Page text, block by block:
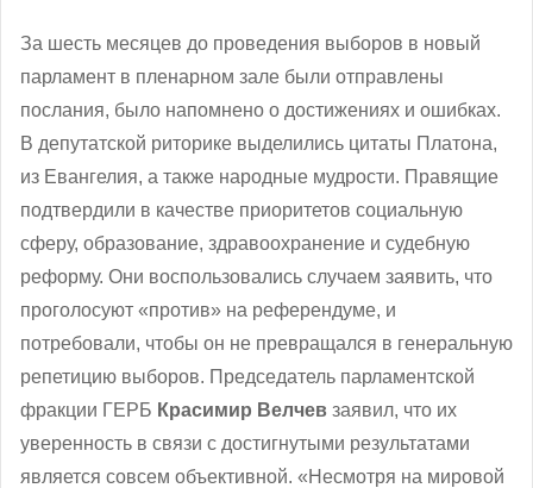
За шесть месяцев до проведения выборов в новый
парламент в пленарном зале были отправлены
послания, было напомнено о достижениях и ошибках.
В депутатской риторике выделились цитаты Платона,
из Евангелия, а также народные мудрости. Правящие
подтвердили в качестве приоритетов социальную
сферу, образование, здравоохранение и судебную
реформу. Они воспользовались случаем заявить, что
проголосуют «против» на референдуме, и
потребовали, чтобы он не превращался в генеральную
репетицию выборов. Председатель парламентской
фракции ГЕРБ Красимир Велчев заявил, что их
уверенность в связи с достигнутыми результатами
является совсем объективной. «Несмотря на мировой